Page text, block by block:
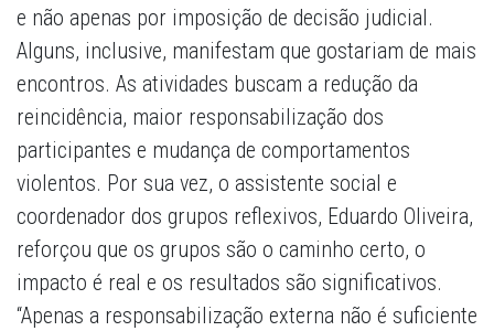
e não apenas por imposição de decisão judicial.
Alguns, inclusive, manifestam que gostariam de mais
encontros. As atividades buscam a redução da
reincidência, maior responsabilização dos
participantes e mudança de comportamentos
violentos. Por sua vez, o assistente social e
coordenador dos grupos reflexivos, Eduardo Oliveira,
reforçou que os grupos são o caminho certo, o
impacto é real e os resultados são significativos.
“Apenas a responsabilização externa não é suficiente